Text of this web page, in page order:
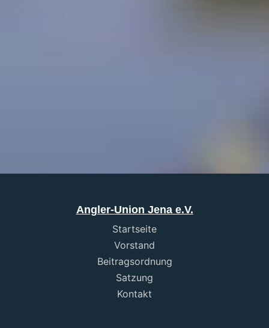
Angler-Union Jena e.V.
Startseite
Vorstand
Beitragsordnung
Satzung
Kontakt